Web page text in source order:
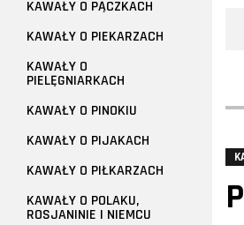
KAWAŁY O PĄCZKACH
KAWAŁY O PIEKARZACH
KAWAŁY O
PIELĘGNIARKACH
KAWAŁY O PINOKIU
KAWAŁY O PIJAKACH
KAWAŁY O PIŁKARZACH
KAWAŁY O POLAKU,
ROSJANINIE I NIEMCU